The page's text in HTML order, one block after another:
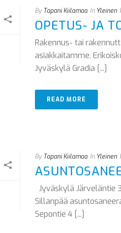
By Tapani Kiilamaa In Yleinen
OPETUS- JA
Rakennus- tai
asiakkaitamme.
Jyväskylä Gradia [...]
READ MORE
By Tapani Kiilamaa In Yleinen
Jyväskylä Järveläntie
Sillanpää
Sepontie 4 [...]